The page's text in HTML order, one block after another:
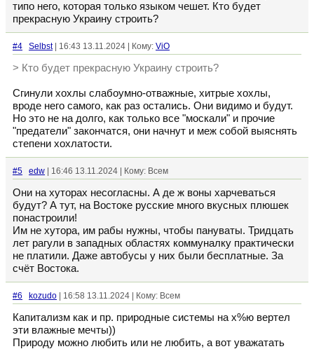
типо него, которая только языком чешет. Кто будет
прекрасную Украину строить?
#4 Selbst| 16:43 13.11.2024 | Кому: ViO
> Кто будет прекрасную Украину строить?
Сгинули хохлы слабоумно-отважные, хитрые хохлы,
вроде него самого, как раз остались. Они видимо и будут.
Но это не на долго, как только все "москали" и прочие
"предатели" закончатся, они начнут и меж собой выяснять
степени хохлатости.
#5 edw | 16:46 13.11.2024 | Кому: Всем
Они на хуторах несогласны. А де ж воны харчеваться
будут? А тут, на Востоке русские много вкусных плюшек
понастроили!
Им не хутора, им рабы нужны, чтобы пануваты. Тридцать
лет рагули в западных областях коммуналку практически
не платили. Даже автобусы у них были бесплатные. За
счёт Востока.
#6 kozudo | 16:58 13.11.2024 | Кому: Всем
Капитализм как и пр. природные системы на х%ю вертел
эти влажные мечты))
Природу можно любить или не любить, а вот уважатать